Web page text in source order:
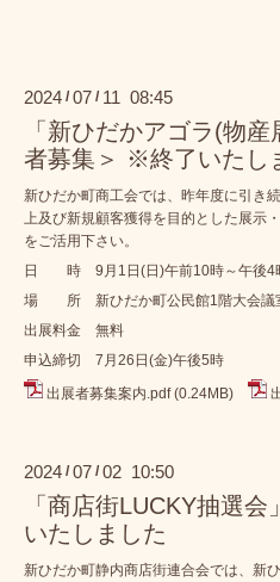
2024 / 07 / 11 08:45
「新ひだかアゴラ(物
者募集＞ ※終了いたし
新ひだか町商工会では、昨年度に引き
上及び新規顧客獲得を目的とした展示
をご活用下さい。
日 時 9月1日(日)午前10時～午後4
場 所 新ひだか町公民館1階大会議
出展料金 無料
申込締切 7月26日(金)午後5時
出展者募集案内.pdf (0.24MB)
2024 / 07 / 02 10:50
「商店街LUCKY抽選
いたしました
新ひだか町静内商店街連合会では、新